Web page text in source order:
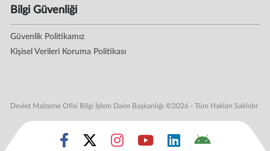
Bilgi Güvenliği
Güvenlik Politikamız
Kişisel Verileri Koruma Politikası
Devlet Malzeme Ofisi Bilgi İşlem Daire Başkanlığı ©2026 - Tüm Hakları Saklıdır